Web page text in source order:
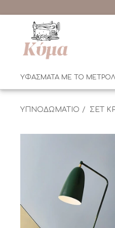
ΥΦΑΣΜΑΤΑ ΜΕ ΤΟ ΜΕΤΡΟ
ΥΠΝΟΔΩΜΑΤΙΟ ΣΕΤ